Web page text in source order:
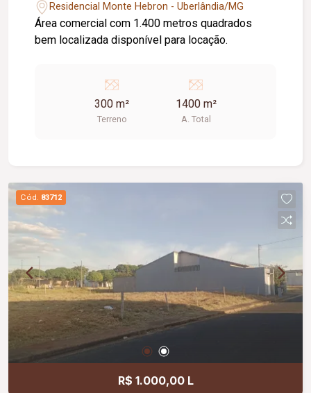
Residencial Monte Hebron - Uberlândia/MG
Área comercial com 1.400 metros quadrados
bem localizada disponível para locação.
300 m²
Terreno
1400 m²
A. Total
Cód. 83712
R$ 1.000,00 L